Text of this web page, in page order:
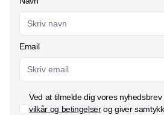
Email
Ved at tilmelde dig vores
vilkår og betingelserog giver